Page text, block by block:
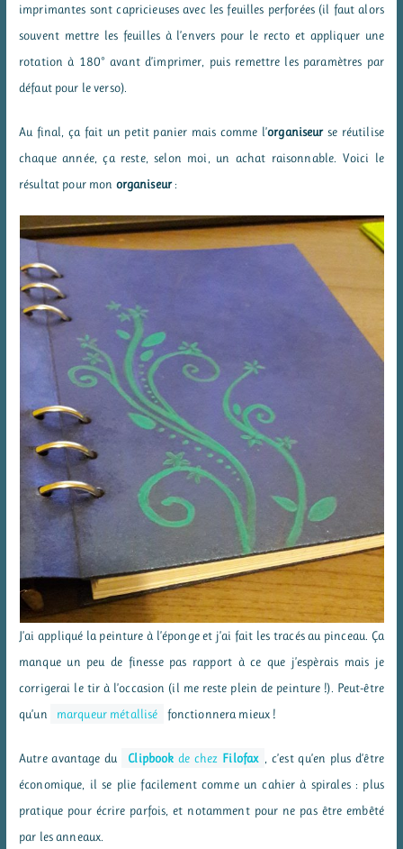
imprimantes sont capricieuses avec les feuilles perforées (il faut alors
souvent mettre les feuilles à l’envers pour le recto et appliquer une
rotation à 180° avant d’imprimer, puis remettre les paramètres par
défaut pour le verso).
Au final, ça fait un petit panier mais comme l’organiseurse réutilise
chaque année, ça reste, selon moi, un achat raisonnable. Voici le
résultat pour mon organiseur:
J’ai appliqué la peinture à l’éponge et j’ai fait les tracés au pinceau. Ça
manque un peu de finesse pas rapport à ce que j’espèrais mais je
corrigerai le tir à l’occasion (il me reste plein de peinture !). Peut-être
qu’un
marqueur métallisé fonctionnera mieux !
Autre avantage du Clipbook de chez Filofax
, c’est qu’en plus d’être
économique, il se plie facilement comme un cahier à spirales : plus
pratique pour écrire parfois, et notamment pour ne pas être embêté
par les anneaux.